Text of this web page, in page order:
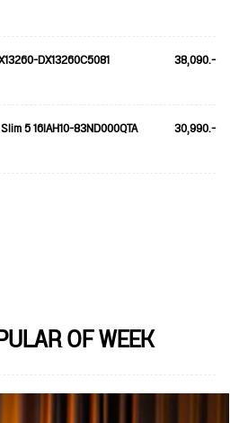
DX13260C5081 38,090.-
5 16IAH10-83ND000QTA 30,990.-
OF WEEK